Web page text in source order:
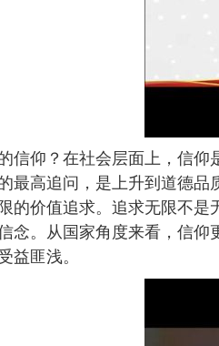
信仰？在社会层面上，信
最高追问，是上升到道德
的价值追求。追求无限不
念。从国家角度来看，信
益匪浅。